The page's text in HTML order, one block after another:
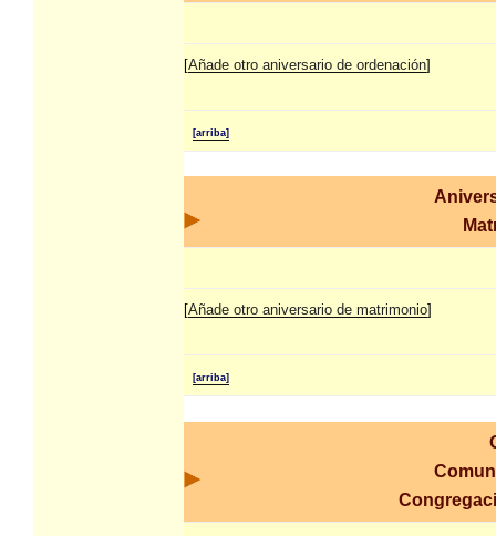
[Añade otro aniversario de ordenación]
[arriba]
[Añade otro aniversario de matrimonio]
[arriba]